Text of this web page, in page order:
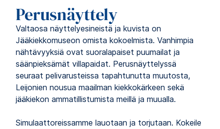
Perusnäyttely
Valtaosa näyttelyesineistä ja kuvista on
Jääkiekkomuseon omista kokoelmista. Vanhimpia
nähtävyyksiä ovat suoralapaiset puumailat ja
säänpieksämät villapaidat. Perusnäyttelyssä
seuraat pelivarusteissa tapahtunutta muutosta,
Leijonien nousua maailman kiekkokärkeen sekä
jääkiekon ammatillistumista meillä ja muualla.
Simulaattoreissamme lauotaan ja torjutaan. Kokeile